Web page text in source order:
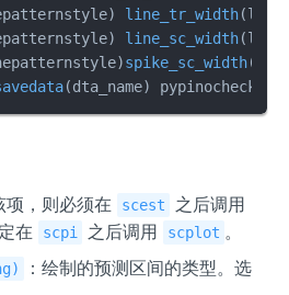
) line_tr_width(
) line_sc_width(
)spike_sc_width(
(dta_name
项，则必须在 scest 之后调用
在 scpi 之后调用 scplot 。
：绘制的预测区间的类型。选